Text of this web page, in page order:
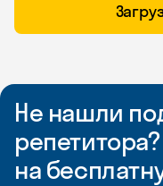
Не нашли
на